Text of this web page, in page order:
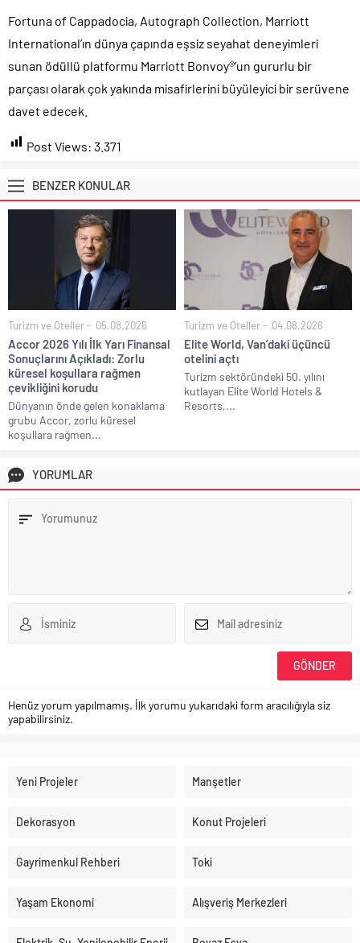
Fortuna of Cappadocia, Autograph Collection, Marriott
International’ın dünya çapında eşsiz seyahat deneyimleri
sunan ödüllü platformu Marriott Bonvoy®’un gururlu bir
parçası olarak çok yakında misafirlerini büyüleyici bir serüvene
davet edecek.
Post Views: 3.371
BENZER KONULAR
Turizm ve Oteller 05.08.2026
Accor 2026 Yılı İlk Yarı Finansal
Sonuçlarını Açıkladı: Zorlu
küresel koşullara rağmen
çevikliğini korudu
Dünyanın önde gelen konaklama
grubu Accor, zorlu küresel
koşullara rağmen...
Turizm ve Oteller 04.08.2026
Elite World, Van’daki üçüncü
otelini açtı
Turizm sektöründeki 50. yılını
kutlayan Elite World Hotels &
Resorts,...
YORUMLAR
Henüz yorum yapılmamış. İlk yorumu yukarıdaki form aracılığıyla siz
yapabilirsiniz.
Yeni Projeler Manşetler
Dekorasyon Konut Projeleri
Gayrimenkul Rehberi Toki
Yaşam Ekonomi Alışveriş Merkezleri